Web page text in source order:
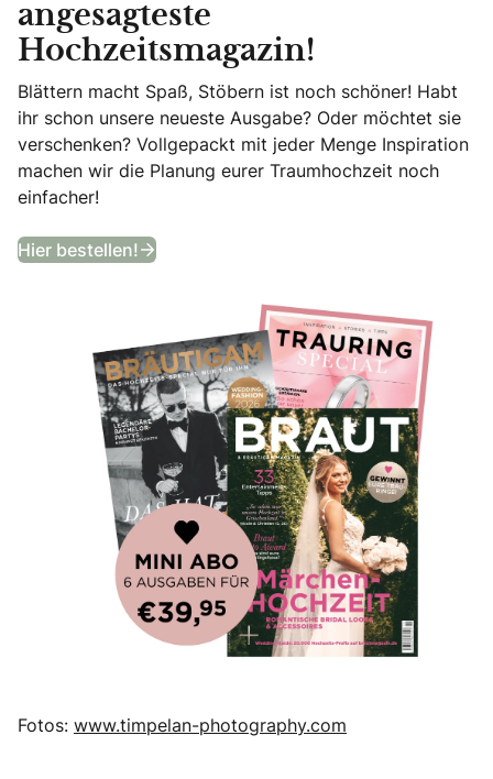
angesagteste
Hochzeitsmagazin!
Blättern macht Spaß, Stöbern ist noch schöner! Habt
ihr schon unsere neueste Ausgabe? Oder möchtet sie
verschenken? Vollgepackt mit jeder Menge Inspiration
machen wir die Planung eurer Traumhochzeit noch
einfacher!
Hier bestellen! Bekommt ein Jahr lang das
Fotos: www.timpelan-photography.com